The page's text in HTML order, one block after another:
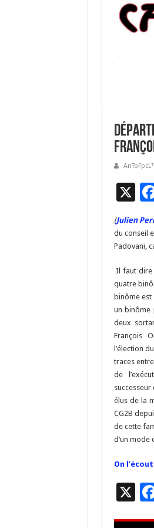
X
(Julien
du conseil
Padovani,
Il faut dire
quatre
binôme
un binôme
deux
François
l’élection
traces
de
successeur
élus de la
CG2B
de cette
d’un mode
On
X